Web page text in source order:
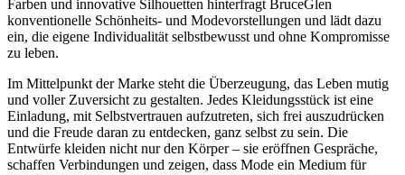
Farben und innovative Silhouetten hinterfragt BruceGlen
konventionelle Schönheits- und Modevorstellungen und lädt dazu
ein, die eigene Individualität selbstbewusst und ohne Kompromisse
zu leben.
Im Mittelpunkt der Marke steht die Überzeugung, das Leben mutig
und voller Zuversicht zu gestalten. Jedes Kleidungsstück ist eine
Einladung, mit Selbstvertrauen aufzutreten, sich frei auszudrücken
und die Freude daran zu entdecken, ganz selbst zu sein. Die
Entwürfe kleiden nicht nur den Körper – sie eröffnen Gespräche,
schaffen Verbindungen und zeigen, dass Mode ein Medium für